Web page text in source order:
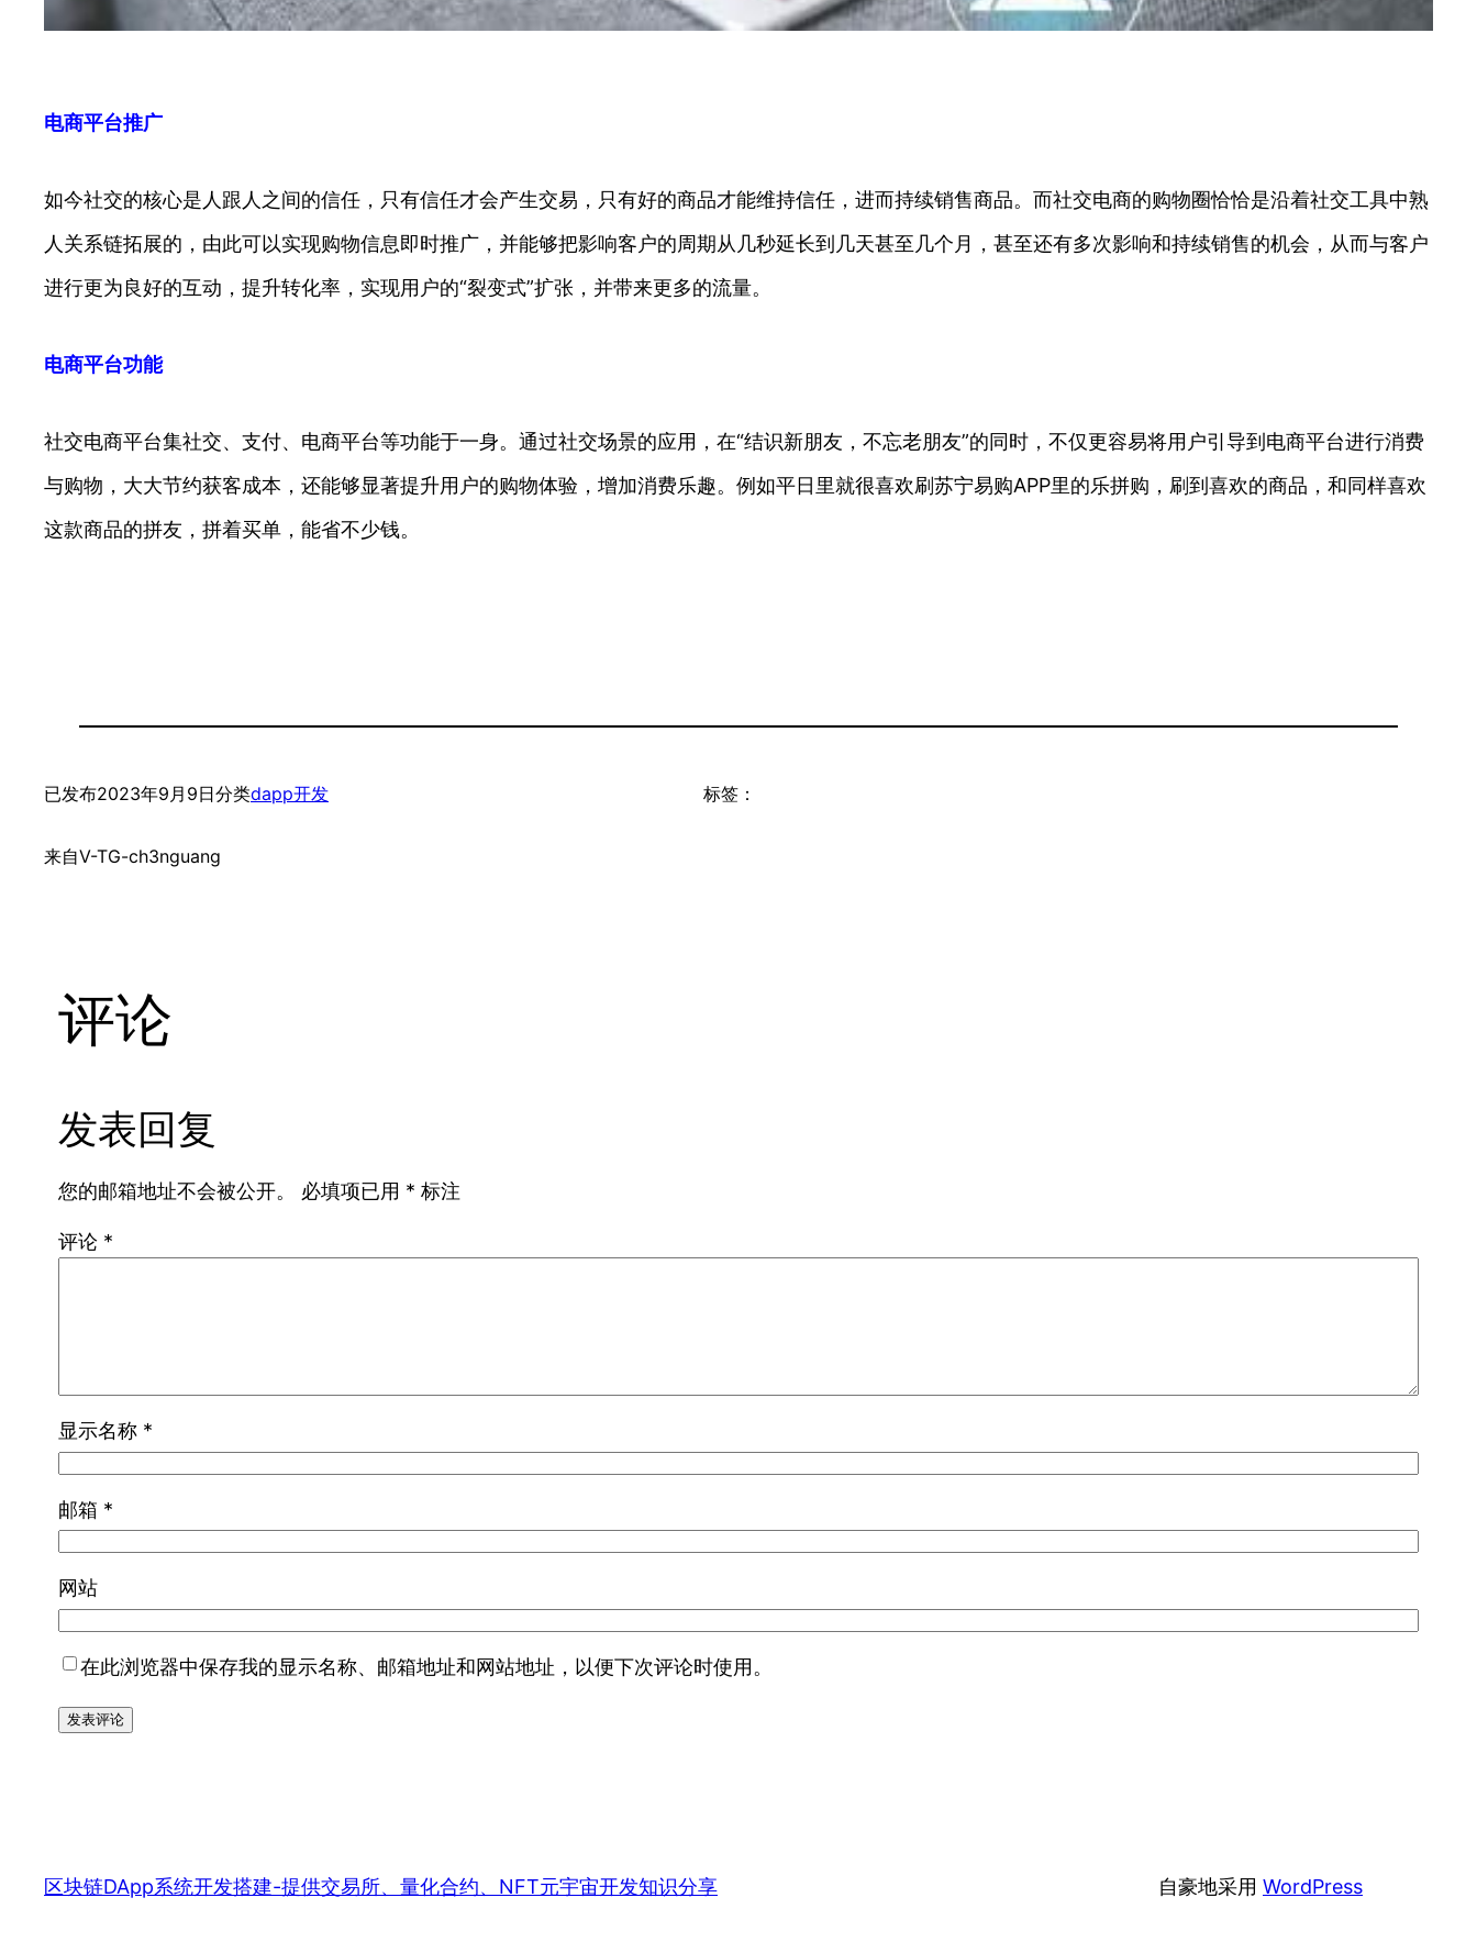
电商平台推广
如今社交的核心是人跟人之间的信任，只有信任才会产生交易，只有好的商品才能维持信任，进而持续销售商品。而社交电商的购物圈恰恰是沿着社交工具中熟
人关系链拓展的，由此可以实现购物信息即时推广，并能够把影响客户的周期从几秒延长到几天甚至几个月，甚至还有多次影响和持续销售的机会，从而与客户
进行更为良好的互动，提升转化率，实现用户的“裂变式”扩张，并带来更多的流量。
电商平台功能
社交电商平台集社交、支付、电商平台等功能于一身。通过社交场景的应用，在“结识新朋友，不忘老朋友”的同时，不仅更容易将用户引导到电商平台进行消费
与购物，大大节约获客成本，还能够显著提升用户的购物体验，增加消费乐趣。例如平日里就很喜欢刷苏宁易购APP里的乐拼购，刷到喜欢的商品，和同样喜欢
这款商品的拼友，拼着买单，能省不少钱。
已发布2023年9月9日分类dapp开发
来自V-TG-ch3nguang
标签：
评论
发表回复
您的邮箱地址不会被公开。 必填项已用 * 标注
评论 *
显示名称 *
邮箱 *
网站
在此浏览器中保存我的显示名称、邮箱地址和网站地址，以便下次评论时使用。
区块链DApp系统开发搭建-提供交易所、量化合约、NFT元宇宙开发知识分享 自豪地采用 WordPress